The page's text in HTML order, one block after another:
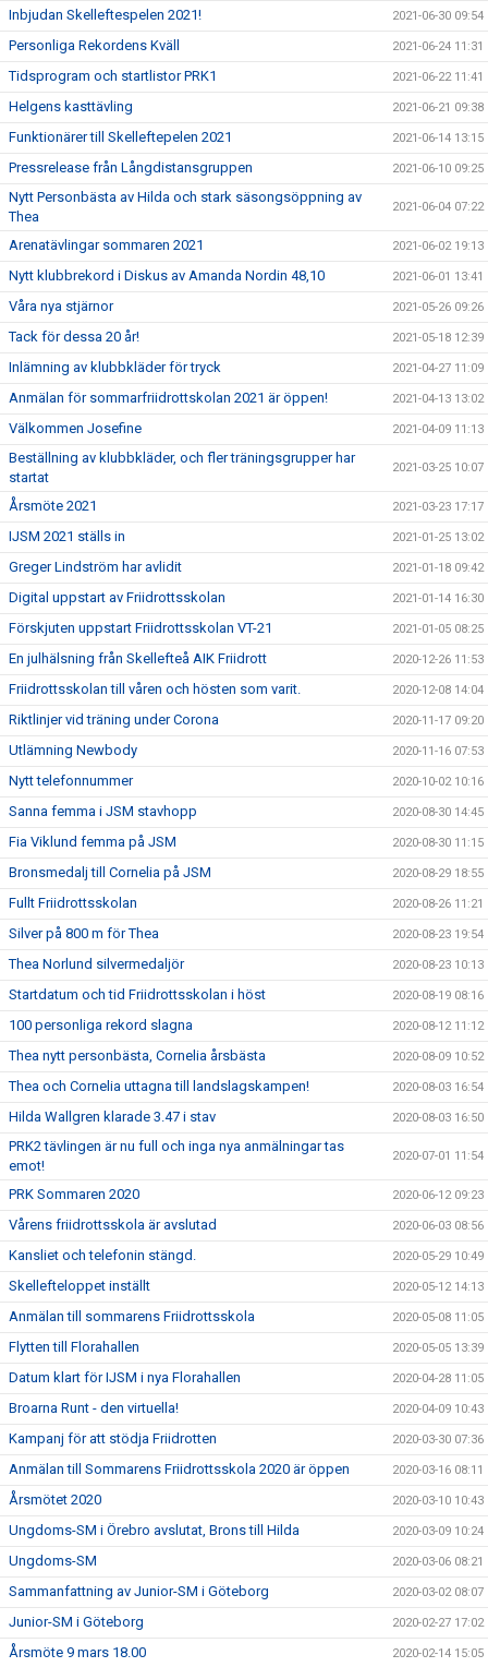
Inbjudan Skelleftespelen 2021! 2021-06-30 09:54
Personliga Rekordens Kväll 2021-06-24 11:31
Tidsprogram och startlistor PRK1 2021-06-22 11:41
Helgens kasttävling 2021-06-21 09:38
Funktionärer till Skelleftepelen 2021 2021-06-14 13:15
Pressrelease från Långdistansgruppen 2021-06-10 09:25
Nytt Personbästa av Hilda och stark säsongsöppning av
Thea
2021-06-04 07:22
Arenatävlingar sommaren 2021 2021-06-02 19:13
Nytt klubbrekord i Diskus av Amanda Nordin 48,10 2021-06-01 13:41
Våra nya stjärnor 2021-05-26 09:26
Tack för dessa 20 år! 2021-05-18 12:39
Inlämning av klubbkläder för tryck 2021-04-27 11:09
Anmälan för sommarfriidrottskolan 2021 är öppen! 2021-04-13 13:02
Välkommen Josefine 2021-04-09 11:13
Beställning av klubbkläder, och fler träningsgrupper har
startat
2021-03-25 10:07
Årsmöte 2021 2021-03-23 17:17
IJSM 2021 ställs in 2021-01-25 13:02
Greger Lindström har avlidit 2021-01-18 09:42
Digital uppstart av Friidrottsskolan 2021-01-14 16:30
Förskjuten uppstart Friidrottsskolan VT-21 2021-01-05 08:25
En julhälsning från Skellefteå AIK Friidrott 2020-12-26 11:53
Friidrottsskolan till våren och hösten som varit. 2020-12-08 14:04
Riktlinjer vid träning under Corona 2020-11-17 09:20
Utlämning Newbody 2020-11-16 07:53
Nytt telefonnummer 2020-10-02 10:16
Sanna femma i JSM stavhopp 2020-08-30 14:45
Fia Viklund femma på JSM 2020-08-30 11:15
Bronsmedalj till Cornelia på JSM 2020-08-29 18:55
Fullt Friidrottsskolan 2020-08-26 11:21
Silver på 800 m för Thea 2020-08-23 19:54
Thea Norlund silvermedaljör 2020-08-23 10:13
Startdatum och tid Friidrottsskolan i höst 2020-08-19 08:16
100 personliga rekord slagna 2020-08-12 11:12
Thea nytt personbästa, Cornelia årsbästa 2020-08-09 10:52
Thea och Cornelia uttagna till landslagskampen! 2020-08-03 16:54
Hilda Wallgren klarade 3.47 i stav 2020-08-03 16:50
PRK2 tävlingen är nu full och inga nya anmälningar tas
emot!
2020-07-01 11:54
PRK Sommaren 2020 2020-06-12 09:23
Vårens friidrottsskola är avslutad 2020-06-03 08:56
Kansliet och telefonin stängd. 2020-05-29 10:49
Skellefteloppet inställt 2020-05-12 14:13
Anmälan till sommarens Friidrottsskola 2020-05-08 11:05
Flytten till Florahallen 2020-05-05 13:39
Datum klart för IJSM i nya Florahallen 2020-04-28 11:05
Broarna Runt - den virtuella! 2020-04-09 10:43
Kampanj för att stödja Friidrotten 2020-03-30 07:36
Anmälan till Sommarens Friidrottsskola 2020 är öppen 2020-03-16 08:11
Årsmötet 2020 2020-03-10 10:43
Ungdoms-SM i Örebro avslutat, Brons till Hilda 2020-03-09 10:24
Ungdoms-SM 2020-03-06 08:21
Sammanfattning av Junior-SM i Göteborg 2020-03-02 08:07
Junior-SM i Göteborg 2020-02-27 17:02
Årsmöte 9 mars 18.00 2020-02-14 15:05